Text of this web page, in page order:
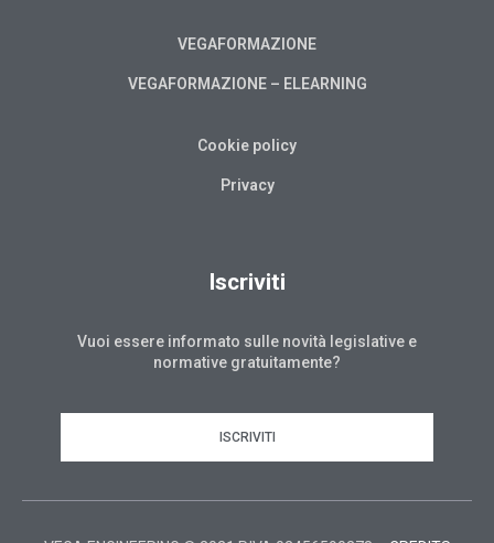
VEGAFORMAZIONE
VEGAFORMAZIONE – ELEARNING
Cookie policy
Privacy
Iscriviti
Vuoi essere informato sulle novità legislative e
normative gratuitamente?
ISCRIVITI